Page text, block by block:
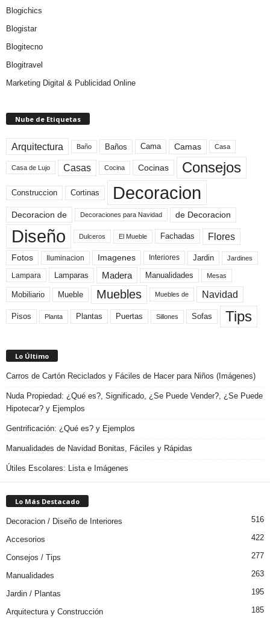
Blogichics
Blogistar
Blogitecno
Blogitravel
Marketing Digital & Publicidad Online
Nube de Etiquetas
Arquitectura Baño Baños Cama Camas Casa
Casa de Lujo Casas Cocina Cocinas Consejos
Construccion Cortinas Decoracion
Decoracion de Decoraciones para Navidad de Decoracion
Diseño Dulceros El Mueble Fachadas Flores
Fotos Iluminacion Imagenes Interiores Jardin Jardines
Lampara Lamparas Madera Manualidades Mesas
Mobiliario Mueble Muebles Muebles de Navidad
Pisos Planta Plantas Puertas Sillones Sofas Tips
Lo Último
Carros de Cartón Reciclados y Fáciles de Hacer para Niños (Imágenes)
Nuda Propiedad: ¿Qué es?, Significado, ¿Se Puede Vender?, ¿Se Puede
Hipotecar? y Ejemplos
Gentrificación: ¿Qué es? y Ejemplos
Manualidades de Navidad Bonitas, Fáciles y Rápidas
Útiles Escolares: Lista e Imágenes
Lo Más Destacado
Decoracion / Diseño de Interiores 516
Accesorios 422
Consejos / Tips 277
Manualidades 263
Jardin / Plantas 195
Arquitectura y Construcción 185